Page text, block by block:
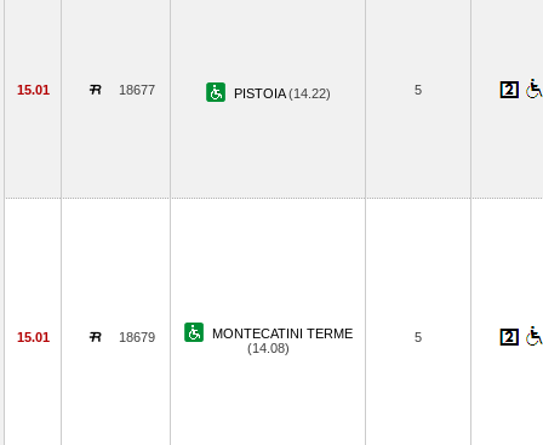
15.01 18677 PISTOIA(14.22) 5
15.01 18679
MONTECATINI TERME
(14.08)
5